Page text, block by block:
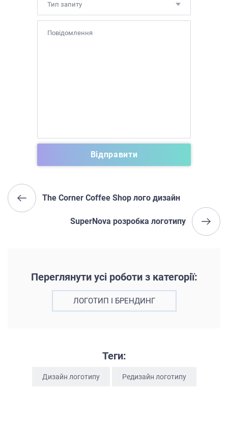
Тип запиту
The Corner Coffee Shop лого дизайн
SuperNova розробка логотипу
Переглянути усі роботи з категорії:
ЛОГОТИП І БРЕНДИНГ
Теги:
Дизайн логотипу Редизайн логотипу